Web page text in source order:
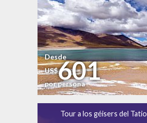
Desde
US$601
por persona
Tour a los géisers del Tatio